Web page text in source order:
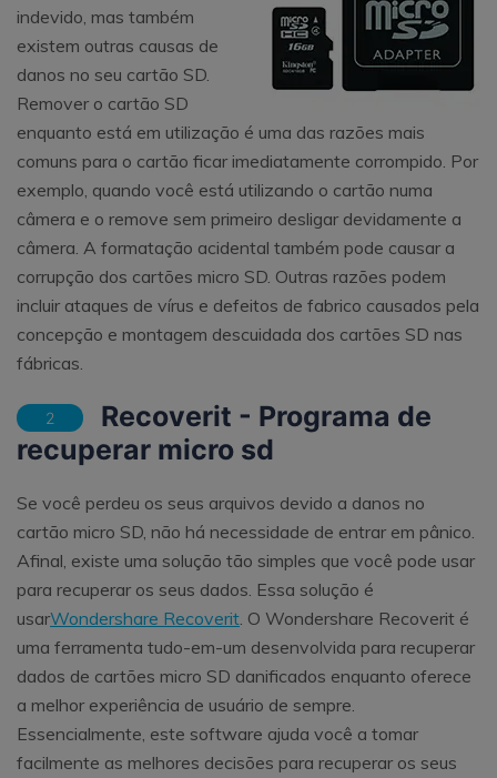
indevido, mas também
existem outras causas de
danos no seu cartão SD.
Remover o cartão SD
enquanto está em utilização é uma das razões mais
comuns para o cartão ficar imediatamente corrompido. Por
exemplo, quando você está utilizando o cartão numa
câmera e o remove sem primeiro desligar devidamente a
câmera. A formatação acidental também pode causar a
corrupção dos cartões micro SD. Outras razões podem
incluir ataques de vírus e defeitos de fabrico causados pela
concepção e montagem descuidada dos cartões SD nas
fábricas.
2
Recoverit - Programa de
recuperar micro sd
Se você perdeu os seus arquivos devido a danos no
cartão micro SD, não há necessidade de entrar em pânico.
Afinal, existe uma solução tão simples que você pode usar
para recuperar os seus dados. Essa solução é
usarWondershare Recoverit . O Wondershare Recoverit é
uma ferramenta tudo-em-um desenvolvida para recuperar
dados de cartões micro SD danificados enquanto oferece
a melhor experiência de usuário de sempre.
Essencialmente, este software ajuda você a tomar
facilmente as melhores decisões para recuperar os seus